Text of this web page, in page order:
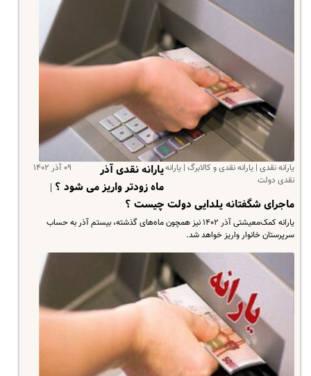
یارانه نقدی | یارانه نقدی و کالابرگ | یارانه
نقدی دولت
۰۹ آذر ۱۴۰۲
یارانه نقدی آذر
ماه زودتر واریز می شود ؟ |
ماجرای شگفتانه یلدایی دولت چیست ؟
یارانه کمک‌معیشتی آذر ۱۴۰۲ نیز همچون ماه‌های گذشته، بیستم آذر به حساب
سرپرستان خانوار واریز خواهد شد.